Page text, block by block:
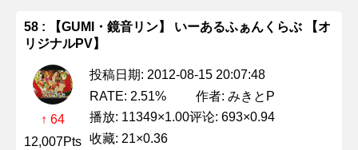
58 : 【GUMI・鏡音リン】 いーあるふぁんくらぶ 【オ
リジナルPV】
↑ 64
12,007Pts
投稿日期: 2012-08-15 20:07:48
RATE: 2.51%
作者: みきとP
播放: 11349×1.00评论: 693×0.94
收藏: 21×0.36